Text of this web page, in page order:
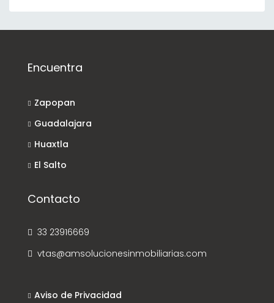
Encuentra
Zapopan
Guadalajara
Huaxtla
El Salto
Contacto
33 23916669
vtas@amsolucionesinmobiliarias.com
Aviso de Privacidad